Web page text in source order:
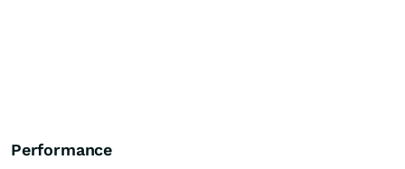
Performance